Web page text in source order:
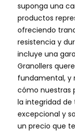
suponga una
productos
ofreciendo
resistencia y
incluye una
Granollers
fundamental, y
cómo nuestras
la integridad de
excepcional y
un precio que